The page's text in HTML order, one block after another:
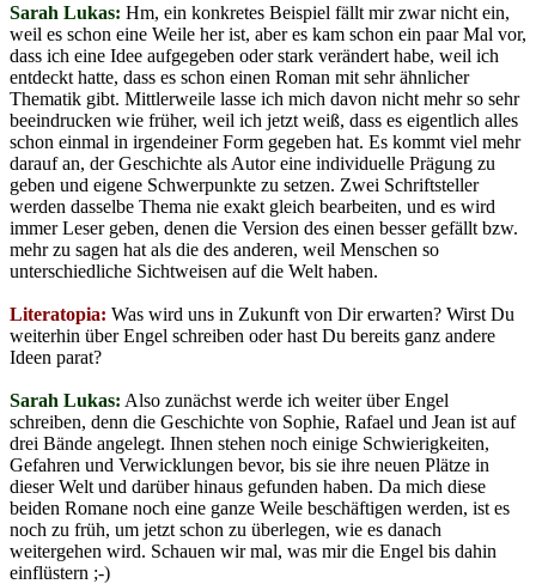
Sarah Lukas: Hm, ein konkretes Beispiel fällt mir zwar nicht ein,
weil es schon eine Weile her ist, aber es kam schon ein paar Mal vor,
dass ich eine Idee aufgegeben oder stark verändert habe, weil ich
entdeckt hatte, dass es schon einen Roman mit sehr ähnlicher
Thematik gibt. Mittlerweile lasse ich mich davon nicht mehr so sehr
beeindrucken wie früher, weil ich jetzt weiß, dass es eigentlich alles
schon einmal in irgendeiner Form gegeben hat. Es kommt viel mehr
darauf an, der Geschichte als Autor eine individuelle Prägung zu
geben und eigene Schwerpunkte zu setzen. Zwei Schriftsteller
werden dasselbe Thema nie exakt gleich bearbeiten, und es wird
immer Leser geben, denen die Version des einen besser gefällt bzw.
mehr zu sagen hat als die des anderen, weil Menschen so
unterschiedliche Sichtweisen auf die Welt haben.
Literatopia: Was wird uns in Zukunft von Dir erwarten? Wirst Du
weiterhin über Engel schreiben oder hast Du bereits ganz andere
Ideen parat?
Sarah Lukas: Also zunächst werde ich weiter über Engel
schreiben, denn die Geschichte von Sophie, Rafael und Jean ist auf
drei Bände angelegt. Ihnen stehen noch einige Schwierigkeiten,
Gefahren und Verwicklungen bevor, bis sie ihre neuen Plätze in
dieser Welt und darüber hinaus gefunden haben. Da mich diese
beiden Romane noch eine ganze Weile beschäftigen werden, ist es
noch zu früh, um jetzt schon zu überlegen, wie es danach
weitergehen wird. Schauen wir mal, was mir die Engel bis dahin
einflüstern ;-)